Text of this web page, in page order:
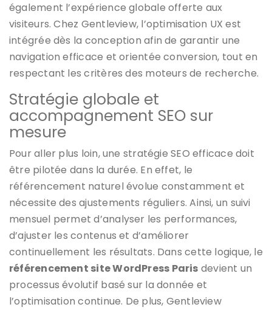
également l’expérience globale offerte aux
visiteurs. Chez Gentleview, l’optimisation UX est
intégrée dès la conception afin de garantir une
navigation efficace et orientée conversion, tout en
respectant les critères des moteurs de recherche.
Stratégie globale et
accompagnement SEO sur
mesure
Pour aller plus loin, une stratégie SEO efficace doit
être pilotée dans la durée. En effet, le
référencement naturel évolue constamment et
nécessite des ajustements réguliers. Ainsi, un suivi
mensuel permet d’analyser les performances,
d’ajuster les contenus et d’améliorer
continuellement les résultats. Dans cette logique, le
référencement site WordPress Paris devient un
processus évolutif basé sur la donnée et
l’optimisation continue. De plus, Gentleview